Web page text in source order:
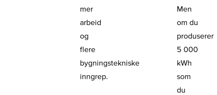
mer
arbeid
og
flere
bygningstekniske
inngrep.
Men
om du
produserer
5 000
kWh
som
du